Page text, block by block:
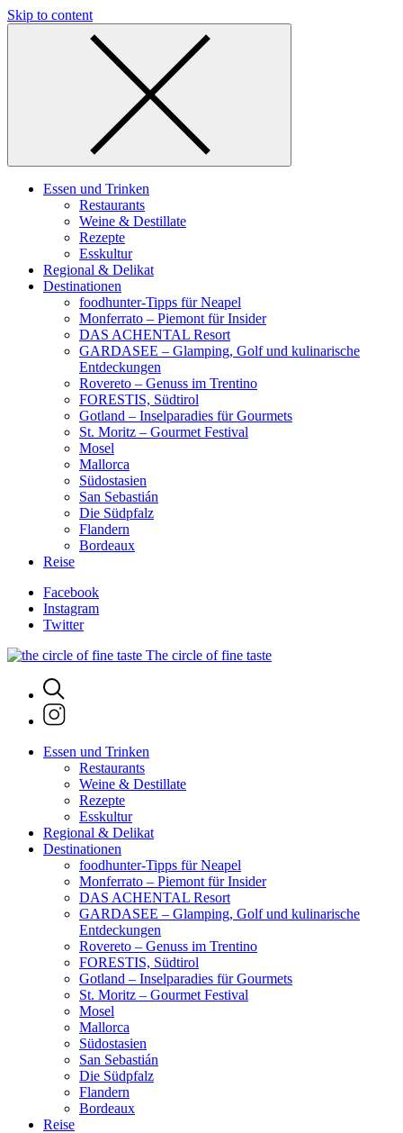
Skip to content
Essen und Trinken
Restaurants
Weine & Destillate
Rezepte
Esskultur
Regional & Delikat
Destinationen
foodhunter-Tipps für Neapel
Monferrato – Piemont für Insider
DAS ACHENTAL Resort
GARDASEE – Glamping, Golf und kulinarische
Entdeckungen
Rovereto – Genuss im Trentino
FORESTIS, Südtirol
Gotland – Inselparadies für Gourmets
St. Moritz – Gourmet Festival
Mosel
Mallorca
Südostasien
San Sebastián
Die Südpfalz
Flandern
Bordeaux
Reise
Facebook
Instagram
Twitter
The circle of fine taste
Essen und Trinken
Restaurants
Weine & Destillate
Rezepte
Esskultur
Regional & Delikat
Destinationen
foodhunter-Tipps für Neapel
Monferrato – Piemont für Insider
DAS ACHENTAL Resort
GARDASEE – Glamping, Golf und kulinarische
Entdeckungen
Rovereto – Genuss im Trentino
FORESTIS, Südtirol
Gotland – Inselparadies für Gourmets
St. Moritz – Gourmet Festival
Mosel
Mallorca
Südostasien
San Sebastián
Die Südpfalz
Flandern
Bordeaux
Reise